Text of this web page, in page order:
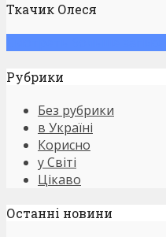
Ткачик Олеся
Рубрики
Без рубрики
в Україні
Корисно
у Світі
Цікаво
Останнi новини